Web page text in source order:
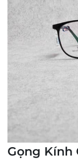
Gọng Kính